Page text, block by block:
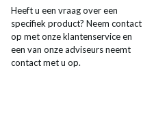
Heeft u een vraag over een
specifiek product? Neem contact
op met onze klantenservice en
een van onze adviseurs neemt
contact met u op.